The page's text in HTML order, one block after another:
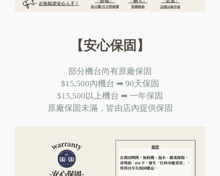
【安心保固】
部分機台尚有原廠保固
$15,500內機台 ➡︎ 90天保固
$15,500以上機台 ➡︎ 一年保固
原廠保固未滿，皆由店內提供保固